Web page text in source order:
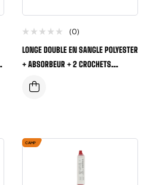
(0)
LONGE DOUBLE EN SANGLE POLYESTER
+ ABSORBEUR + 2 CROCHETS
LONGUEUR 1,8 METRES
CAMP